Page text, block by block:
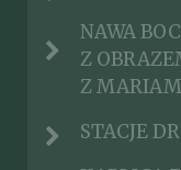
NAWA
Z
Z
STACJE